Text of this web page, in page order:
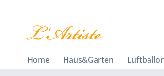
Home Haus&Garten